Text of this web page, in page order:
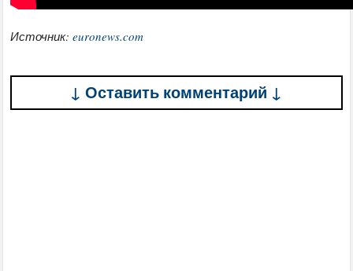
Источник:euronews.com
↓ Оставить комментарий ↓